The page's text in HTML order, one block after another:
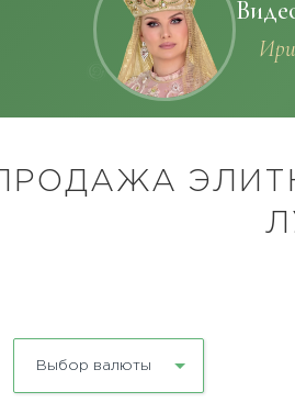
ПРОДАЖА
Выбор валюты